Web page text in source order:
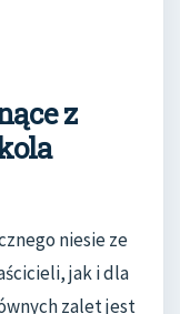
z
niesie ze
jak i dla
zalet jest